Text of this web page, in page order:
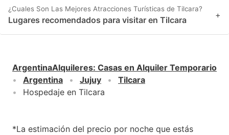
¿Cuales Son Las Mejores Atracciones Turísticas de Tilcara?
Lugares recomendados para visitar en Tilcara +
ArgentinaAlquileres: Casas en Alquiler Temporario
Argentina
Jujuy
Tilcara
Hospedaje en Tilcara
*La estimación del precio por noche que estás